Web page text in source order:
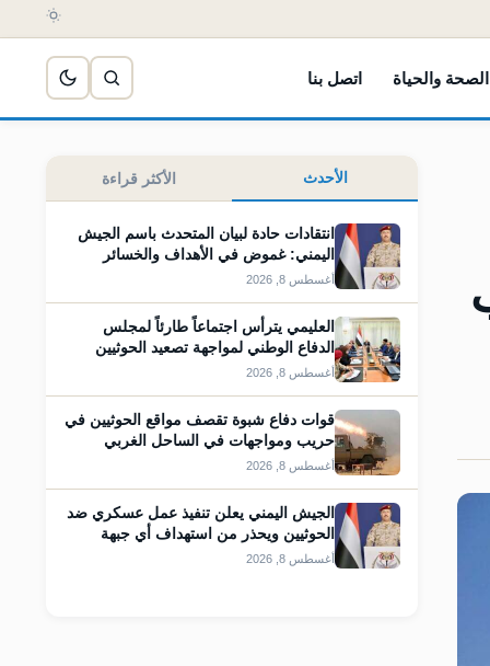
الصحة والحياة اتصل بنا
الأحدث الأكثر قراءة
انتقادات حادة لبيان المتحدث باسم الجيش
اليمني: غموض في الأهداف والخسائر
أغسطس 8, 2026
العليمي يترأس اجتماعاً طارئاً لمجلس
الدفاع الوطني لمواجهة تصعيد الحوثيين
أغسطس 8, 2026
قوات دفاع شبوة تقصف مواقع الحوثيين في
حريب ومواجهات في الساحل الغربي
أغسطس 8, 2026
الجيش اليمني يعلن تنفيذ عمل عسكري ضد
الحوثيين ويحذر من استهداف أي جبهة
أغسطس 8, 2026